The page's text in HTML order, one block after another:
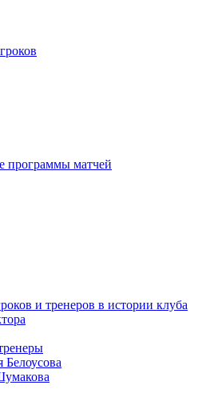
программы матчей
и тренеров в истории клуба